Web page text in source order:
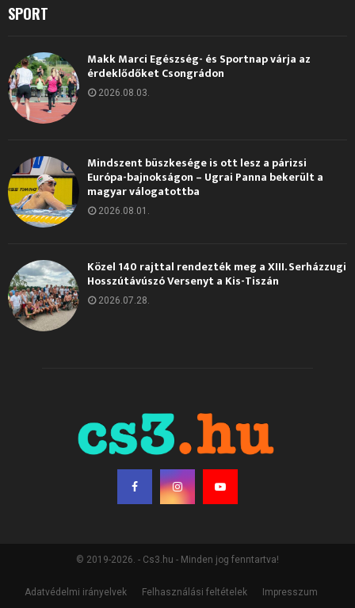
SPORT
Makk Marci Egészség- és Sportnap várja az
érdeklődőket Csongrádon
2026.08.03.
Mindszent büszkesége is ott lesz a párizsi
Európa-bajnokságon – Ugrai Panna bekerült a
magyar válogatottba
2026.08.01.
Közel 140 rajttal rendezték meg a XIII. Serházzugi
Hosszútávúszó Versenyt a Kis-Tiszán
2026.07.28.
© 2019-2026. - Cs3.hu - Minden jog fenntartva!
Adatvédelmi irányelvek Felhasználási feltételek
Impresszum